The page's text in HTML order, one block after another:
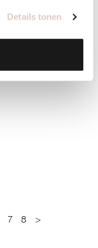
Details tonen
7 8 >